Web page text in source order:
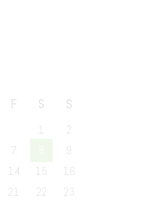
F S S
1
2
7
9
14 15
16
21 22
23